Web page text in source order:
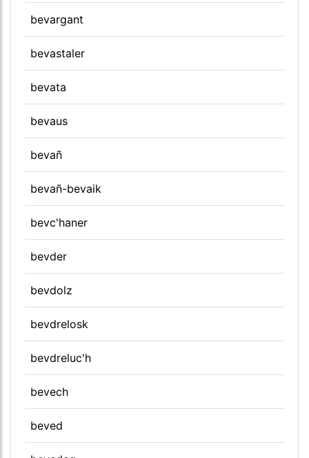
bevargant
bevastaler
bevata
bevaus
bevañ
bevañ-bevaik
bevc'haner
bevder
bevdolz
bevdrelosk
bevdreluc'h
bevech
beved